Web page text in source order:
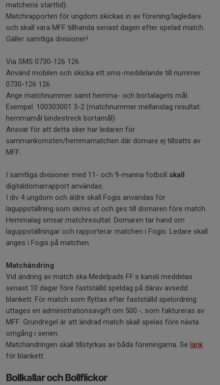
matchens starttid).
Matchrapporten för ungdom skickas in av förening/lagledare
och skall vara MFF tillhanda senast dagen efter spelad match.
Gäller samtliga divisioner!
Via SMS 0730-126 126
Använd mobilen och skicka ett sms-meddelande till nummer
0730-126 126.
Ange matchnummer samt hemma- och bortalagets mål.
Exempel: 100303001 3-2 (matchnummer mellanslag resultat:
hemmamål bindestreck bortamål)
Ansvar för att detta sker har ledaren för
sammankomsten/hemmamatchen där domare ej tillsatts av
MFF.
I samtliga divisioner med 11- och 9-manna fotboll skall
digitaldomarrapport användas.
I div 4 ungdom och äldre skall Fogis användas för
laguppställning som skrivs ut och ges till domaren före match.
Hemmalag smsar matchresultat. Domaren tar hand om
laguppställningar och rapporterar matchen i Fogis. Ledare skall
anges i Fogis på matchen.
Matchändring
Vid ändring av match ska Medelpads FF:s kansli meddelas
senast 10 dagar före fastställd speldag på därav avsedd
blankett. För match som flyttas efter fastställd spelordning
uttages en administrationsavgift om 500.-, som faktureras av
MFF. Grundregel är att ändrad match skall spelas före nästa
omgång i serien.
Matchändringen skall tillstyrkas av båda föreningarna. Se länk
för blankett.
Bollkallar och Bollflickor